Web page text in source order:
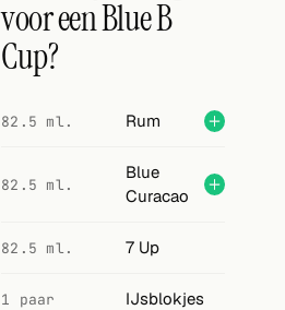
voor een Blue B
Cup?
82.5 ml. Rum
82.5 ml.
Blue
Curacao
82.5 ml. 7 Up
1 paar IJsblokjes